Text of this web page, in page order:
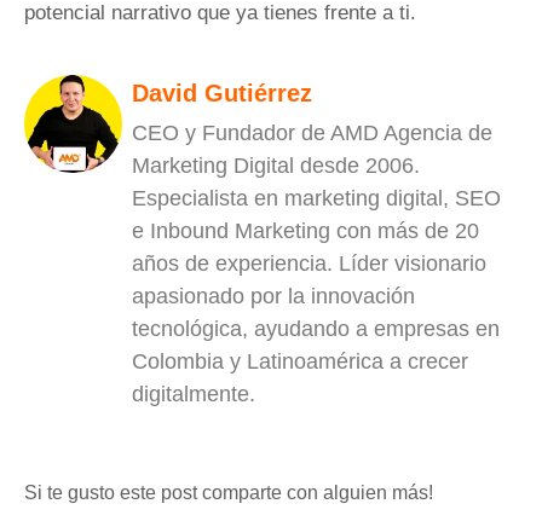
potencial narrativo que ya tienes frente a ti.
David Gutiérrez
CEO y Fundador de AMD Agencia de
Marketing Digital desde 2006.
Especialista en marketing digital, SEO
e Inbound Marketing con más de 20
años de experiencia. Líder visionario
apasionado por la innovación
tecnológica, ayudando a empresas en
Colombia y Latinoamérica a crecer
digitalmente.
Si te gusto este post comparte con alguien más!